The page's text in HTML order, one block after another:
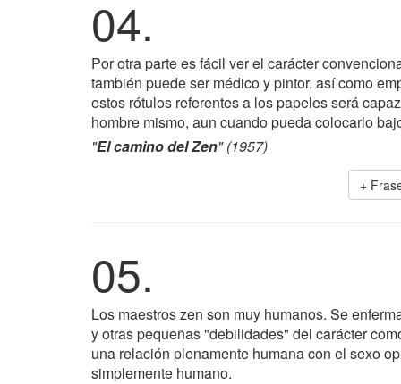
04.
Por otra parte es fácil ver el carácter
también puede ser médico y pintor, así como
estos rótulos referentes a los papeles será
hombre mismo, aun cuando pueda colocarlo
"El camino del Zen" (1957)
+
05.
Los maestros zen son muy humanos. Se
y otras pequeñas "debilidades" del carácter
una relación plenamente humana con el sexo
simplemente humano.